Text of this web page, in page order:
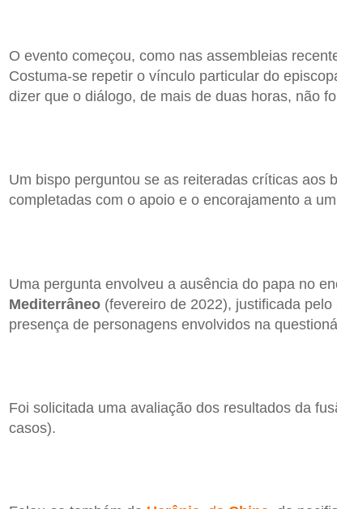
O evento começou, como nas assembleias
Costuma-se repetir o vínculo particular do
dizer que o diálogo, de mais de duas horas, não
Um bispo perguntou se as reiteradas críticas aos
completadas com o apoio e o encorajamento a
Uma pergunta envolveu a ausência do papa no
Mediterrâneo(fevereiro de 2022), justificada
presença de personagens envolvidos na
Foi solicitada uma avaliação dos resultados da
casos).